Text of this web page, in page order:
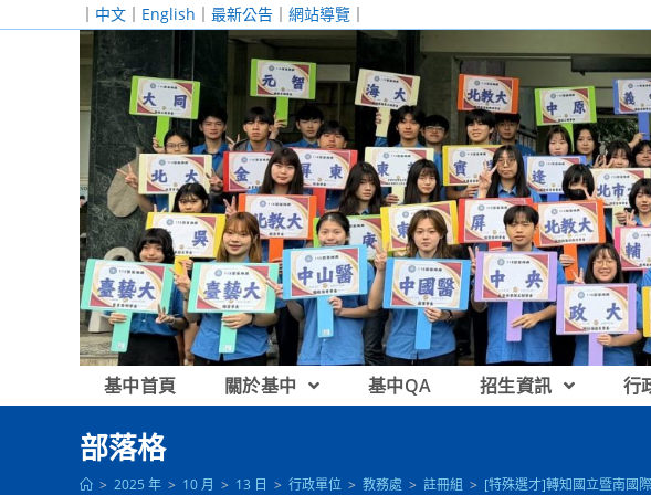
｜ 中文 ｜ English ｜ 最新公告 ｜ 網站導覽 ｜
基中首頁 關於基中 基中QA 招生資訊 行
部落格
> 2025 年 > 10 月 > 13 日 > 行政單位 > 教務處 > 註冊組 > [特殊選才]轉知國立暨南國